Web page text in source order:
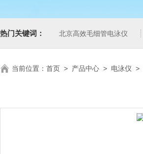
热门关键词： 北京高效毛细管电泳仪
当前位置： 首页 > 产品中心 > 电泳仪 >